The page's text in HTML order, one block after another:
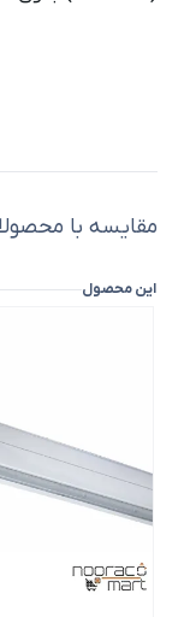
مقایسه با
این محصول